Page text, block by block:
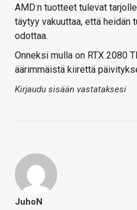
AMD:n tuotteet tulevat
täytyy vakuuttaa, että heidän
odottaa.
Onneksi mulla on RTX 2080
äärimmäistä kiirettä
Kirjaudu sisään vastataksesi
JuhoN